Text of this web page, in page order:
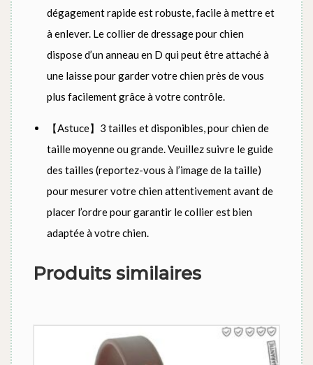
dégagement rapide est robuste, facile à mettre et
à enlever. Le collier de dressage pour chien
dispose d’un anneau en D qui peut être attaché à
une laisse pour garder votre chien près de vous
plus facilement grâce à votre contrôle.
【Astuce】3 tailles et disponibles, pour chien de
taille moyenne ou grande. Veuillez suivre le guide
des tailles (reportez-vous à l’image de la taille)
pour mesurer votre chien attentivement avant de
placer l’ordre pour garantir le collier est bien
adaptée à votre chien.
Produits similaires